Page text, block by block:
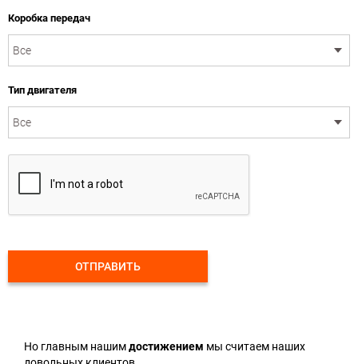
Коробка передач
Тип двигателя
ОТПРАВИТЬ
Но главным нашимдостижением мы считаем наших